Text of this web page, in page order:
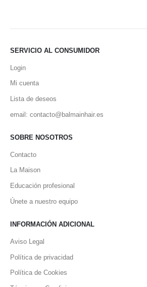
SERVICIO AL CONSUMIDOR
Login
Mi cuenta
Lista de deseos
email: contacto@balmainhair.es
SOBRE NOSOTROS
Contacto
La Maison
Educación profesional
Únete a nuestro equipo
INFORMACIÓN ADICIONAL
Aviso Legal
Política de privacidad
Política de Cookies